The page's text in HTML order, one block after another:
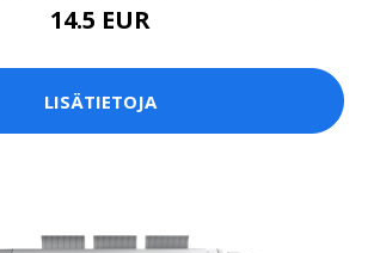
14.5 EUR
LISÄTIETOJA